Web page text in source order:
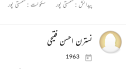
پیدائش : سمستی پور سکونت : سمستی پور
نسترن احسن فتیحی
1963